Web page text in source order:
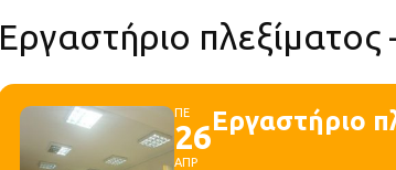
Εργαστήριο πλεξίματος
ΠΕ
26
ΑΠΡ
Εργαστήριο